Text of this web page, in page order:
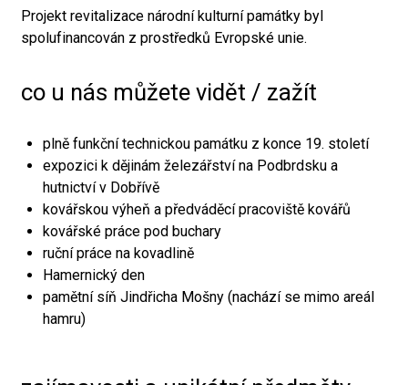
Projekt revitalizace národní kulturní památky byl
spolufinancován z prostředků Evropské unie.
co u nás můžete vidět / zažít
plně funkční technickou památku z konce 19. století
expozici k dějinám železářství na Podbrdsku a
hutnictví v Dobřívě
kovářskou výheň a předváděcí pracoviště kovářů
kovářské práce pod buchary
ruční práce na kovadlině
Hamernický den
pamětní síň Jindřicha Mošny (nachází se mimo areál
hamru)